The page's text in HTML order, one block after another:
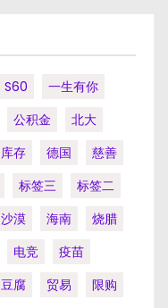
S60
一生有你
公积金
北大
库存 德国
慈善
标签三
标签二
沙漠 海南
烧腊
电竞
疫苗
豆腐 贸易 限购